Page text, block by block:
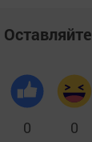
0 0